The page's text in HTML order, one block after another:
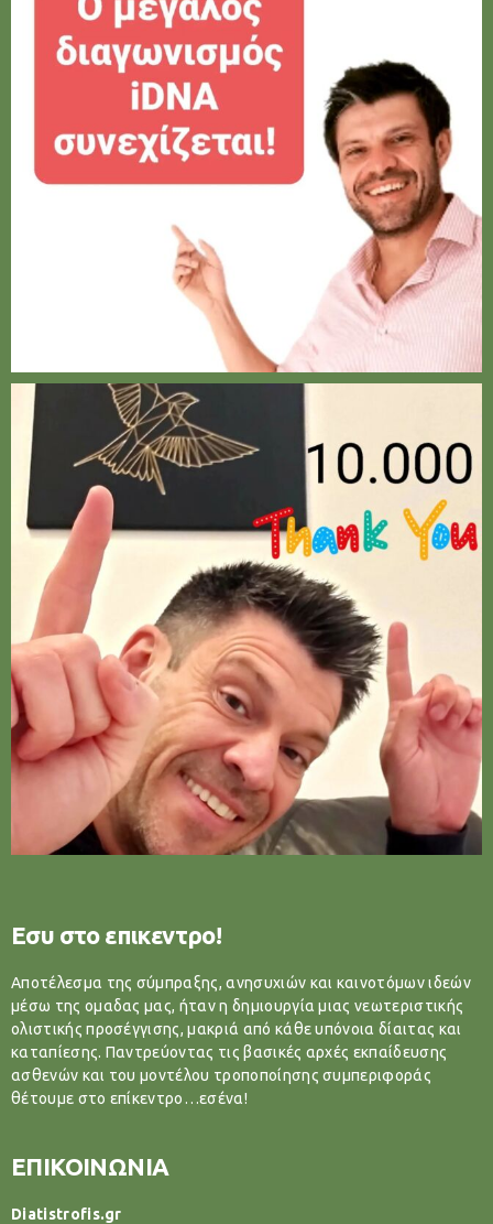
Εσυ στο επικεντρο!
Αποτέλεσμα της σύμπραξης, ανησυχιών και καινοτόμων ιδεών
μέσω της ομαδας μας, ήταν η δημιουργία μιας νεωτεριστικής
ολιστικής προσέγγισης, μακριά από κάθε υπόνοια δίαιτας και
καταπίεσης. Παντρεύοντας τις βασικές αρχές εκπαίδευσης
ασθενών και του μοντέλου τροποποίησης συμπεριφοράς
θέτουμε στο επίκεντρο…εσένα!
ΕΠΙΚΟΙΝΩΝΙΑ
Diatistrofis.gr